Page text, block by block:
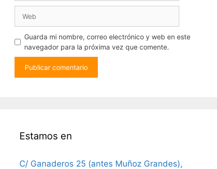
Guarda mi nombre, correo electrónico y web en este
navegador para la próxima vez que comente.
Estamos en
C/ Ganaderos 25 (antes Muñoz Grandes),